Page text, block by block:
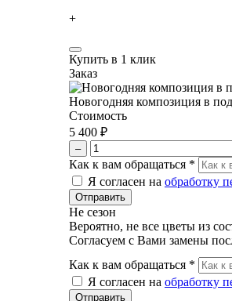
+
Купить в 1 клик
Заказ
Новогодняя композиция в
Стоимость
5 400 ₽
–
Как к вам обращаться *
Я согласен на обработку
Не сезон
Вероятно, не все цветы из
Согласуем с Вами замены
Как к вам обращаться *
Я согласен на обработку